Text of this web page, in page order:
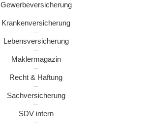
Gewerbeversicherung
Krankenversicherung
Lebensversicherung
Maklermagazin
Recht & Haftung
Sachversicherung
SDV intern